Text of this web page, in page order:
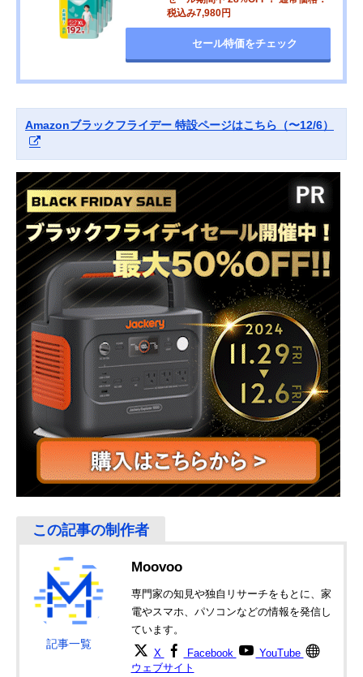
税込み7,980円
セール特価をチェック
Amazonブラックフライデー 特設ページはこちら（〜12/6）
記事一覧
Moovoo
専門家の知見や独自リサーチをもとに、家
電やスマホ、パソコンなどの情報を発信し
ています。
X Facebook
YouTube
ウェブサイト